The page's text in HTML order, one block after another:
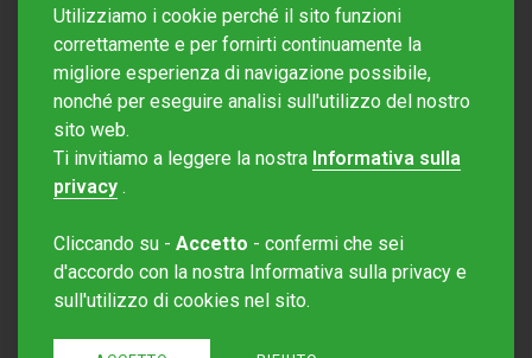
Editore Rotostampa SA
Sito creato daRedesign
Utilizziamo i cookie perché il sito funzioni
correttamente e per fornirti continuamente la
migliore esperienza di navigazione possibile,
nonché per eseguire analisi sull'utilizzo del nostro
sito web.
Ti invitiamo a leggere la nostra Informativa sulla
privacy .
Cliccando su - Accetto - confermi che sei
d'accordo con la nostra Informativa sulla privacy e
sull'utilizzo di cookies nel sito.